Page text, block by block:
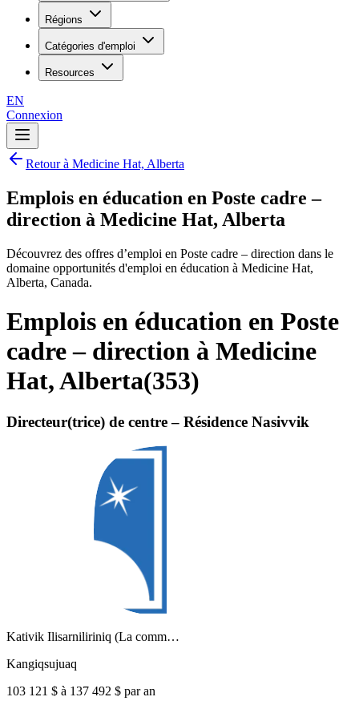
Régions
Catégories d'emploi
Resources
EN
Connexion
Retour à Medicine Hat, Alberta
Emplois en éducation en Poste cadre –
direction à Medicine Hat, Alberta
Découvrez des offres d’emploi en Poste cadre – direction dans le
domaine opportunités d'emploi en éducation à Medicine Hat,
Alberta, Canada.
Emplois en éducation en Poste
cadre – direction à Medicine
Hat, Alberta(353)
Directeur(trice) de centre – Résidence Nasivvik
Kativik Ilisarniliriniq (La comm…
Kangiqsujuaq
103 121 $ à 137 492 $ par an